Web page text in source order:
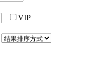
VIP